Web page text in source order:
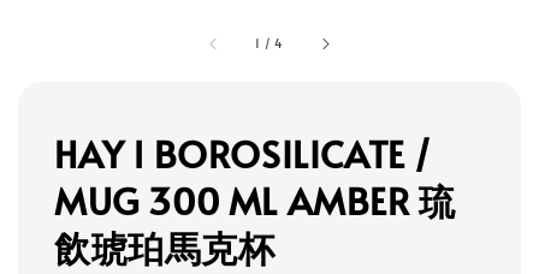
1 /4
HAY l BOROSILICATE /
MUG 300 ML AMBER 琉
飲琥珀馬克杯